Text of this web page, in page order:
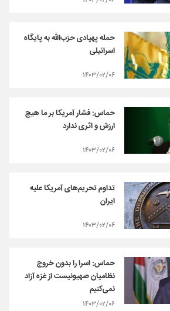
حمله پهپادی حزب‌الله به پایگاه
اسرائیلی
۱۴۰۳/۰۲/۰۶
حماس: فشار آمریکا بر ما هیچ
ارزش و اثری ندارد
۱۴۰۳/۰۲/۰۶
تداوم تحریم‌های آمریکا علیه
ایران
۱۴۰۳/۰۲/۰۶
حماس: اسرا را بدون خروج
نظامیان صهیونیست از غزه آزاد
نمی‌کنیم
۱۴۰۳/۰۲/۰۶